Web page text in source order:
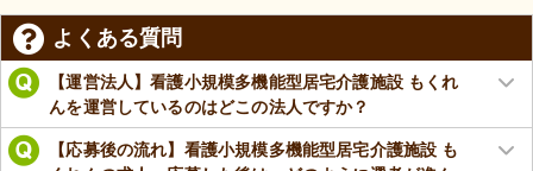
よくある質問
【運営法人】看護小規模多機能型居宅介護施設 もくれ
んを運営しているのはどこの法人ですか？
【応募後の流れ】看護小規模多機能型居宅介護施設 も